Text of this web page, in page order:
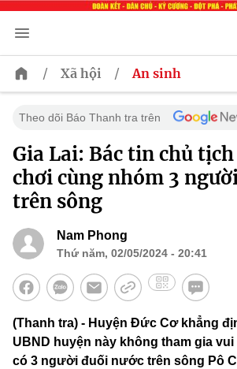
/ Xã hội / An sinh
Theo dõi Báo Thanh tra trên
Gia Lai: Bác tin chủ
chơi cùng nhóm 3
trên sông
Nam Phong
Thứ năm, 02/05/2024 - 20:41
(Thanh tra) - Huyện Đức Cơ khẳng
UBND huyện này không tham gia
có 3 người đuối nước trên sông Pô